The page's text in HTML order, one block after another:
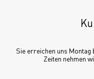
Sie erreichen uns
Zeiten nehmen